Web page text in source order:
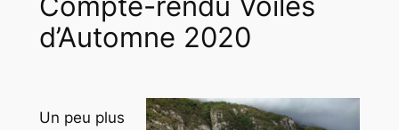
d’Automne 2020
Un peu plus